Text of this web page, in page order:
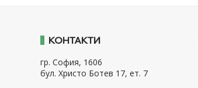
КОНТАКТИ
гр. София, 1606
бул. Христо Ботев 17, ет. 7